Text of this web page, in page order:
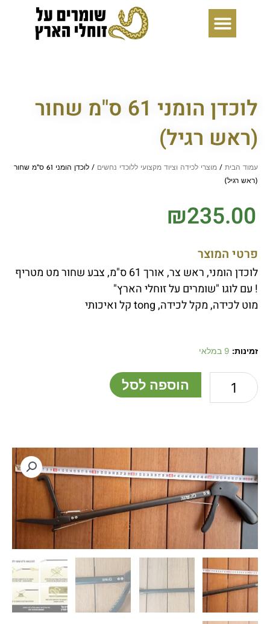
לוכדן הומני 61 ס"מ שחור
(ראש רגיל)
עמוד הבית / מוצרי לכידה וציוד מקצועי ללוכדי נחשים
/ לוכדן הומני 61 ס"מ שחור
(ראש רגיל)
₪235.00
פרטי המוצר
לוכדן הומני, ראש צר, אורך 61 ס"מ, צבע שחור מט מטריף
! עם לוגו "שומרים על זוחלי הארץ"
מוט לכידה, מקל לכידה, tong קל ואיכותי
זמינות: 9 במלאי
כמות
לוכדן
הומני
61
רגיל)
הוספה לסל